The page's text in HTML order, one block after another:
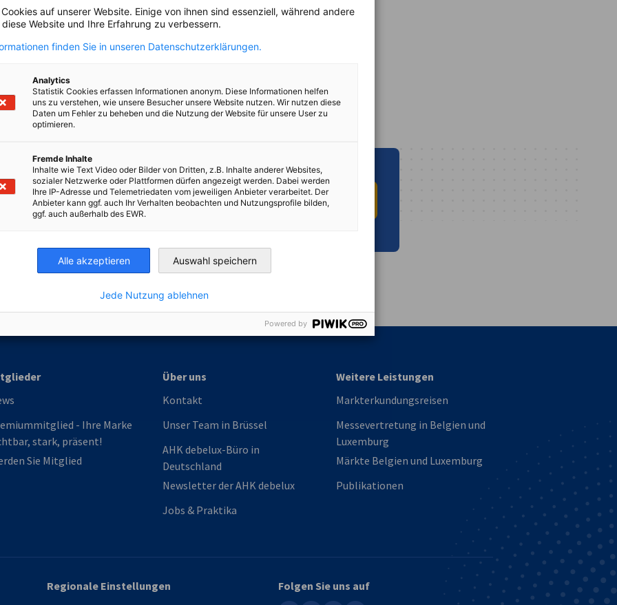
Xing teilenKopiere URL zum Clipboard
etwas Anderes?
finden Sie aktuelle Neuigkeiten,
Podcasts...
ZUM INFO HUB
und Energie
- Ihre Marke
stark, präsent!
Sie Mitglied
Über uns
Kontakt
Unser Team in Brüssel
AHK debelux-Büro in
Deutschland
Newsletter der AHK debelux
Jobs & Praktika
Weitere Leistungen
Markterkundungsreisen
Messevertretung in Belgien und
Luxemburg
Märkte Belgien und Luxemburg
Publikationen
Regionale Einstellungen
Folgen Sie uns auf
auf unserer Website. Einige von ihnen sind essenziell, während andere
Website und Ihre Erfahrung zu verbessern.
finden Sie in unseren Datenschutzerklärungen.
Analytics
Statistik Cookies erfassen Informationen anonym. Diese Informationen helfen
uns zu verstehen, wie unsere Besucher unsere Website nutzen. Wir nutzen diese
Daten um Fehler zu beheben und die Nutzung der Website für unsere User zu
optimieren.
Fremde Inhalte
Inhalte wie Text Video oder Bilder von Dritten, z.B. Inhalte anderer Websites,
sozialer Netzwerke oder Plattformen dürfen angezeigt werden. Dabei werden
Ihre IP-Adresse und Telemetriedaten vom jeweiligen Anbieter verarbeitet. Der
Anbieter kann ggf. auch Ihr Verhalten beobachten und Nutzungsprofile bilden,
ggf. auch außerhalb des EWR.
Alle akzeptieren Auswahl speichern
Jede Nutzung ablehnen
Powered by